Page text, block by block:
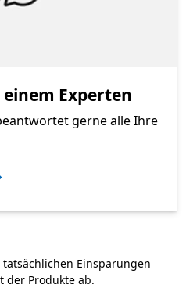
Experten
gerne alle Ihre
Einsparungen
der Produkte ab.